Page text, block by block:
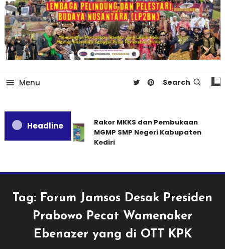
Menu Search
Headline
Rakor MKKS dan Pembukaan
MGMP SMP Negeri Kabupaten
Kediri
Tag: Forum Jamsos Desak Presiden
Prabowo Pecat Wamenaker
Ebenazer yang di OTT KPK